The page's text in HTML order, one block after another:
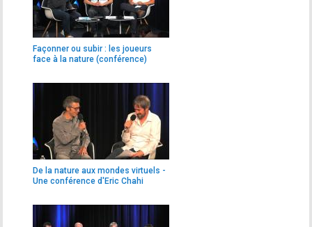
Façonner ou subir : les joueurs
face à la nature (conférence)
De la nature aux mondes virtuels -
Une conférence d'Eric Chahi